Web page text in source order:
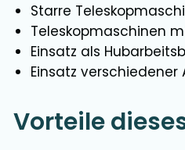
Starre
Teleskopmaschinen
Einsatz als
Einsatz
Vorteile